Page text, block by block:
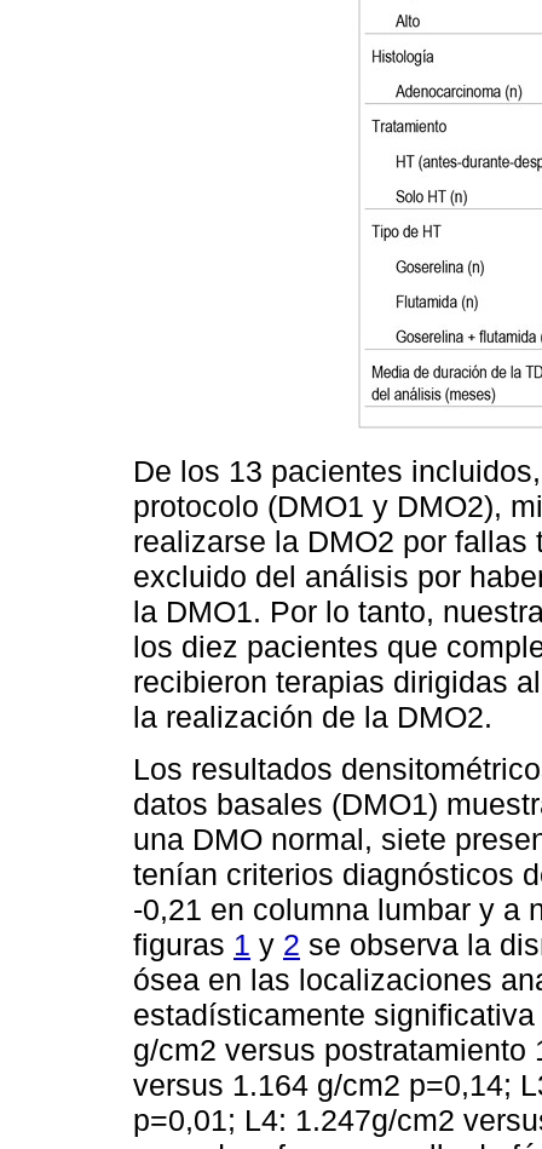
De los 13 pacientes
protocolo (DMO1 y DMO2),
realizarse la DMO2 por
excluido del análisis por
la DMO1. Por lo tanto,
los diez pacientes que
recibieron terapias dirigidas
la realización de la DMO2.
Los resultados
datos basales (DMO1)
una DMO normal, siete
tenían criterios diagnósticos
-0,21 en columna lumbar y a
figuras 1 y 2 se observa la
ósea en las localizaciones
estadísticamente
g/cm2 versus postratamiento
versus 1.164 g/cm2 p=0,14;
p=0,01; L4: 1.247g/cm2